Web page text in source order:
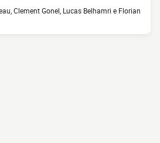
Clement Gonel, Lucas Belhamri e Florian